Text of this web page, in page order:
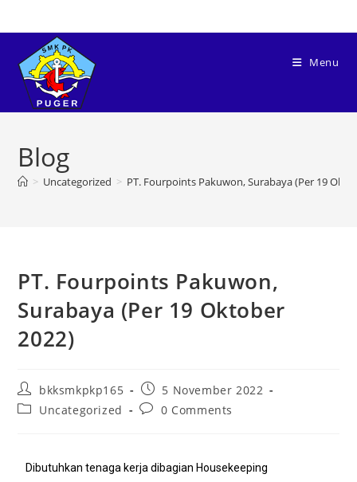
Menu
Blog
> Uncategorized > PT. Fourpoints Pakuwon, Surabaya (Per 19
PT. Fourpoints Pakuwon,
Surabaya (Per 19 Oktober
2022)
bkksmkpkp165
5 November 2022
Uncategorized
0 Comments
Dibutuhkan tenaga kerja dibagian Housekeeping